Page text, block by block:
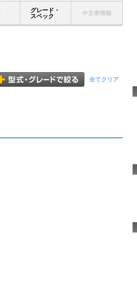
グレード・
スペック
中古車情報
全てクリア